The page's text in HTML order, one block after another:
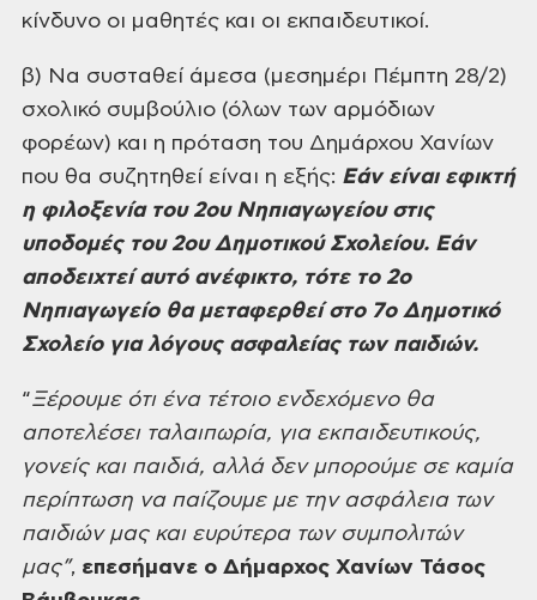
κίνδυνο οι μαθητές και οι εκπαιδευτικοί.
β) Να συσταθεί άμεσα (μεσημέρι Πέμπτη 28/2)
σχολικό συμβούλιο (όλων των αρμόδιων
φορέων) και η πρόταση του Δημάρχου Χανίων
που θα συζητηθεί είναι η εξής: Εάν είναιεφικτή
η φιλοξενία του 2ου Νηπιαγωγείουστις
υποδομές του 2ου Δημοτικού Σχολείου. Εάν
αποδειχτεί αυτό ανέφικτο, τότε το2ο
Νηπιαγωγείο θα μεταφερθεί στο 7οΔημοτικό
Σχολείο για λόγους ασφαλείαςτων παιδιών.
“Ξέρουμε ότιένα τέτοιο ενδεχόμενο θα
αποτελέσειταλαιπωρία, για εκπαιδευτικούς,
γονείςκαι παιδιά, αλλά δεν μπορούμε σε καμία
περίπτωση να παίζουμε με την ασφάλειατων
παιδιών μας και ευρύτερα τωνσυμπολιτών
μας”, επεσήμανε ο Δήμαρχος Χανίων Τάσος